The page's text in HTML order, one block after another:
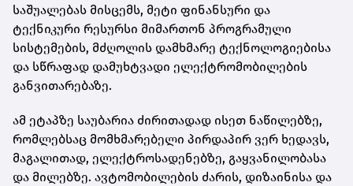
საშუალებას მისცემს, მეტი ფინანსური და
ტექნიკური რესურსი მიმართონ პროგრამული
სისტემების, მძღოლის დამხმარე ტექნოლოგიებისა
და სწრაფად დამუხტვადი ელექტრომობილების
განვითარებაზე.
ამ ეტაპზე საუბარია ძირითადად ისეთ ნაწილებზე,
რომლებსაც მომხმარებელი პირდაპირ ვერ ხედავს,
მაგალითად, ელექტროსადენებზე, გაყვანილობასა
და მილებზე. ავტომობილების ძარის, დიზაინისა და